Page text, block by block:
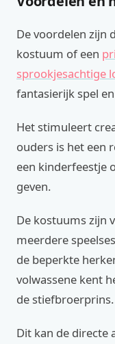
De voordelen zijn
kostuum of een
sprookjesachtige
fantasierijk spel
Het stimuleert
ouders is het een
een kinderfeestje
geven.
De kostuums zijn
meerdere
de beperkte
volwassene kent
de stiefbroerprins.
Dit kan de directe